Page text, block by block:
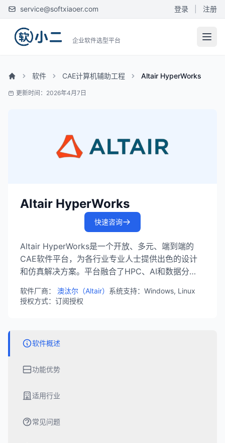
service@softxiaoer.com 登录 注册
企业软件选型平台
软件 CAE计算机辅助工程 Altair HyperWorks
更新时间：2026年4月7日
Altair HyperWorks
快速咨询
Altair HyperWorks是一个开放、多元、端到端的
CAE软件平台，为各行业专业人士提供出色的设计
和仿真解决方案。平台融合了HPC、AI和数据分
科物理仿真，帮助工程师快速解决复杂问题，实现创
软件厂商： 澳汰尔（Altair） 系统支持：Windows, Linux
授权方式：订阅授权
软件概述
功能优势
适用行业
常见问题